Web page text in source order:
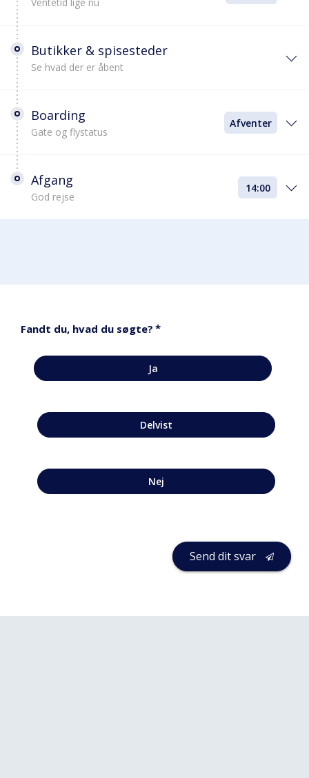
Butikker & spisesteder
Se hvad der er åbent
Boarding
Gate og flystatus
Afventer
Afgang
God rejse
14:00
Fandt du, hvad du søgte? *
Ja
Delvist
Nej
Send dit svar